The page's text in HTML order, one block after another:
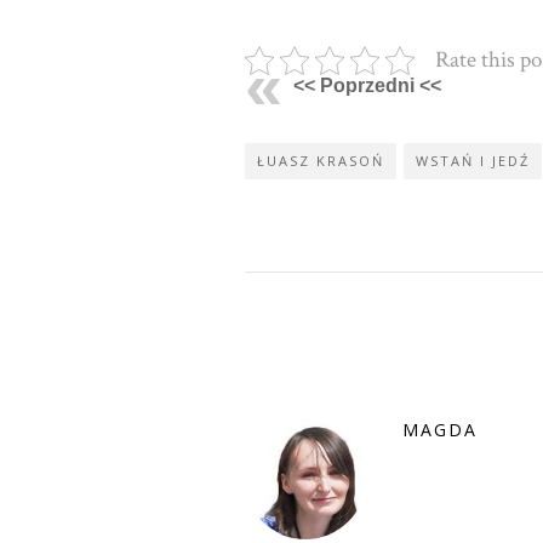
Rate this
<< Poprzedni <<
ŁUASZ KRASOŃ WSTAŃ I JEDŹ
MAGDA